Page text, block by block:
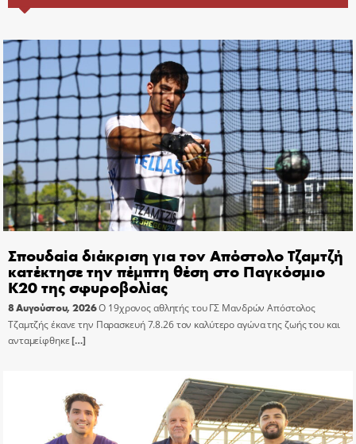
Σπουδαία διάκριση για τον Απόστολο Τζαμτζή
κατέκτησε την πέμπτη θέση στο Παγκόσμιο
Κ20 της σφυροβολίας
8 Αυγούστου, 2026Ο 19χρονος αθλητής του ΓΣ Μανδρών Απόστολος
Τζαμτζής έκανε την Παρασκευή 7.8.26 τον καλύτερο αγώνα της ζωής του και
ανταμείφθηκε[…]